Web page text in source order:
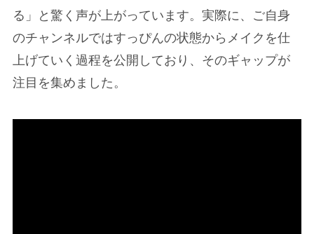
る」と驚く声が上がっています。実際に、ご自身
のチャンネルではすっぴんの状態からメイクを仕
上げていく過程を公開しており、そのギャップが
注目を集めました。